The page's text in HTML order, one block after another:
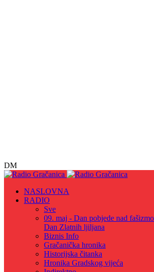
DM
NASLOVNA
RADIO
Sve
09. maj - Dan pobjede nad
Dan Zlatnih ljiljana
Biznis Info
Gračanička hronika
Historijska čitanka
Hronika Gradskog vijeća